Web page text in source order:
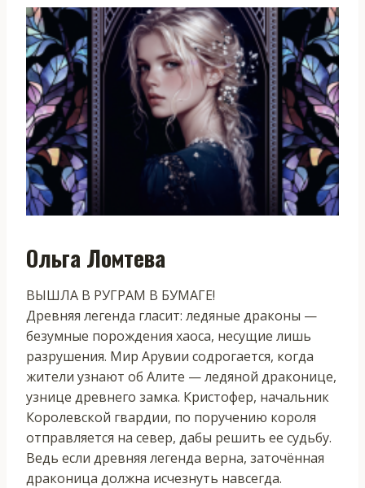
Ольга Ломтева
ВЫШЛА В РУГРАМ В БУМАГЕ!
Древняя легенда гласит: ледяные драконы —
безумные порождения хаоса, несущие лишь
разрушения. Мир Арувии содрогается, когда
жители узнают об Алите — ледяной драконице,
узнице древнего замка. Кристофер, начальник
Королевской гвардии, по поручению короля
отправляется на север, дабы решить ее судьбу.
Ведь если древняя легенда верна, заточённая
драконица должна исчезнуть навсегда.